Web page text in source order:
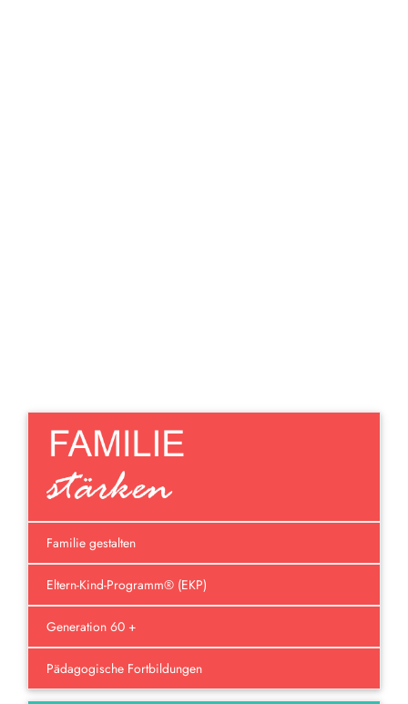
Familie gestalten
Eltern-Kind-Programm® (EKP)
Generation 60 +
Pädagogische Fortbildungen